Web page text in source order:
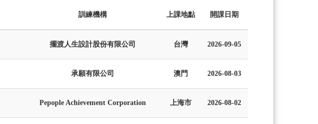
訓練機構 上課地點 開課日期
擺渡人生設計股份有限公司 台灣 2026-09-05
承願有限公司 澳門 2026-08-03
Pepople Achievement Corporation 上海市 2026-08-02